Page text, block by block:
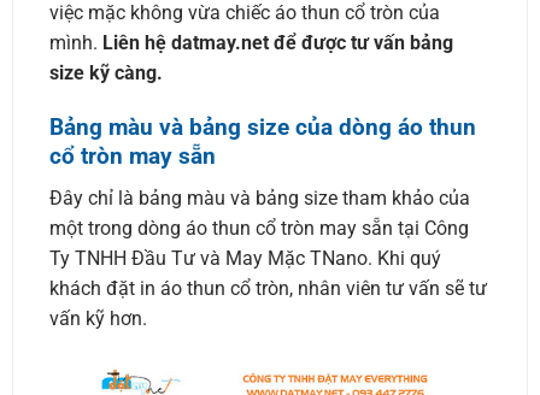
việc mặc không vừa chiếc áo thun cổ tròn của
mình. Liên hệ datmay.net để được tư vấn bảng
size kỹ càng.
Bảng màu và bảng size của dòng áo thun
cổ tròn may sẵn
Đây chỉ là bảng màu và bảng size tham khảo của
một trong dòng áo thun cổ tròn may sẵn tại Công
Ty TNHH Đầu Tư và May Mặc TNano. Khi quý
khách đặt in áo thun cổ tròn, nhân viên tư vấn sẽ tư
vấn kỹ hơn.